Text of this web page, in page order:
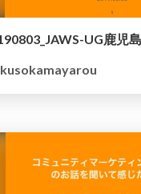
kusokamayarou